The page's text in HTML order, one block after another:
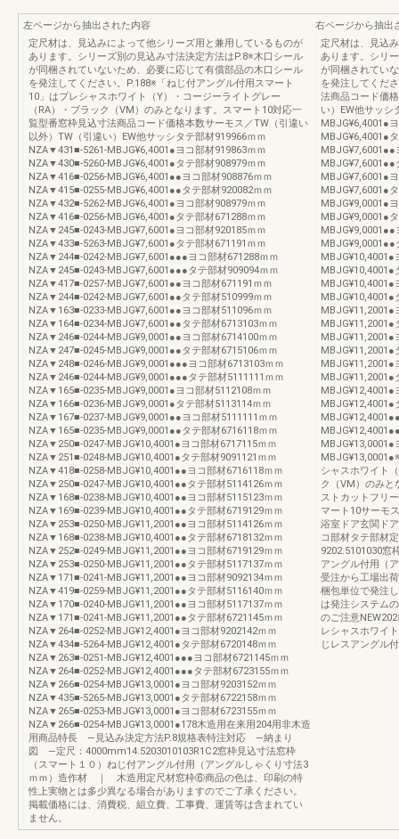
左ページから抽出された内容
定尺材は、見込みによって他シリーズ用と兼用しているものが
あります。シリーズ別の見込み寸法決定方法はP.8※木口シール
が同梱されていないため、必要に応じて有償部品の木口シール
を発注してください。P.188※「ねじ付アングル付用スマート
10」はプレシャスホワイト（Y）・コージーライトグレー
（RA）・ブラック（VM）のみとなります。スマート10対応一
覧型番窓枠見込寸法商品コード価格本数サーモス／TW（引違い
以外）TW（引違い）EW他サッシタテ部材919966ｍｍ
NZA▼431■-5261-MBJG¥6,4001●ヨコ部材919863ｍｍ
NZA▼430■-5260-MBJG¥6,4001●タテ部材908979ｍｍ
NZA▼416■-0256-MBJG¥6,4001●●ヨコ部材908876ｍｍ
NZA▼415■-0255-MBJG¥6,4001●●タテ部材920082ｍｍ
NZA▼432■-5262-MBJG¥6,4001●ヨコ部材908979ｍｍ
NZA▼416■-0256-MBJG¥6,4001●タテ部材671288ｍｍ
NZA▼245■-0243-MBJG¥7,6001●ヨコ部材920185ｍｍ
NZA▼433■-5263-MBJG¥7,6001●タテ部材671191ｍｍ
NZA▼244■-0242-MBJG¥7,6001●●●ヨコ部材671288ｍｍ
NZA▼245■-0243-MBJG¥7,6001●●●タテ部材909094ｍｍ
NZA▼417■-0257-MBJG¥7,6001●●ヨコ部材671191ｍｍ
NZA▼244■-0242-MBJG¥7,6001●●タテ部材510999ｍｍ
NZA▼163■-0233-MBJG¥7,6001●●ヨコ部材511096ｍｍ
NZA▼164■-0234-MBJG¥7,6001●●タテ部材6713103ｍｍ
NZA▼246■-0244-MBJG¥9,0001●●ヨコ部材6714100ｍｍ
NZA▼247■-0245-MBJG¥9,0001●●タテ部材6715106ｍｍ
NZA▼248■-0246-MBJG¥9,0001●●●ヨコ部材6713103ｍｍ
NZA▼246■-0244-MBJG¥9,0001●●●タテ部材5111111ｍｍ
NZA▼165■-0235-MBJG¥9,0001●ヨコ部材5112108ｍｍ
NZA▼166■-0236-MBJG¥9,0001●タテ部材5113114ｍｍ
NZA▼167■-0237-MBJG¥9,0001●●ヨコ部材5111111ｍｍ
NZA▼165■-0235-MBJG¥9,0001●●タテ部材6716118ｍｍ
NZA▼250■-0247-MBJG¥10,4001●ヨコ部材6717115ｍｍ
NZA▼251■-0248-MBJG¥10,4001●タテ部材9091121ｍｍ
NZA▼418■-0258-MBJG¥10,4001●●ヨコ部材6716118ｍｍ
NZA▼250■-0247-MBJG¥10,4001●●タテ部材5114126ｍｍ
NZA▼168■-0238-MBJG¥10,4001●●ヨコ部材5115123ｍｍ
NZA▼169■-0239-MBJG¥10,4001●●タテ部材6719129ｍｍ
NZA▼253■-0250-MBJG¥11,2001●●ヨコ部材5114126ｍｍ
NZA▼168■-0238-MBJG¥10,4001●●タテ部材6718132ｍｍ
NZA▼252■-0249-MBJG¥11,2001●●ヨコ部材6719129ｍｍ
NZA▼253■-0250-MBJG¥11,2001●●タテ部材5117137ｍｍ
NZA▼171■-0241-MBJG¥11,2001●●ヨコ部材9092134ｍｍ
NZA▼419■-0259-MBJG¥11,2001●●タテ部材5116140ｍｍ
NZA▼170■-0240-MBJG¥11,2001●●ヨコ部材5117137ｍｍ
NZA▼171■-0241-MBJG¥11,2001●●タテ部材6721145ｍｍ
NZA▼264■-0252-MBJG¥12,4001●ヨコ部材9202142ｍｍ
NZA▼434■-5264-MBJG¥12,4001●タテ部材6720148ｍｍ
NZA▼263■-0251-MBJG¥12,4001●●●ヨコ部材6721145ｍｍ
NZA▼264■-0252-MBJG¥12,4001●●●タテ部材6723155ｍｍ
NZA▼266■-0254-MBJG¥13,0001●ヨコ部材9203152ｍｍ
NZA▼435■-5265-MBJG¥13,0001●タテ部材6722158ｍｍ
NZA▼265■-0253-MBJG¥13,0001●ヨコ部材6723155ｍｍ
NZA▼266■-0254-MBJG¥13,0001●178木造用在来用204用非木造
用商品特長 —見込み決定方法P.8規格表特注対応 —納まり
図 —定尺：4000mm14.5203010103R1C2窓枠見込寸法窓枠
（スマート１０）ねじ付アングル付用（アングルしゃくり寸法3
ｍｍ）造作材 ｜ 木造用定尺材窓枠⑥商品の色は、印刷の特
性上実物とは多少異なる場合がありますのでご了承ください。
掲載価格には、消費税、組立費、工事費、運賃等は含まれてい
ません。
右ページから抽出
定尺材は、見込
あります。シリ
が同梱されてい
を発注してくだ
法商品コード価
い）EW他サッ
MBJG¥6,4001●
MBJG¥6,4001●
MBJG¥7,6001●
MBJG¥7,6001●
MBJG¥9,0001●
MBJG¥9,0001●
シャスホワイト
ク（VM）のみと
ストカットフリ
マート10サーモ
浴室ドア玄関ド
コ部材タテ部材
9202.5101030窓
アングル付用（
受注から工場出
梱包単位で発注
は発注システム
のご注意
レシャスホワイ
じレスアングル